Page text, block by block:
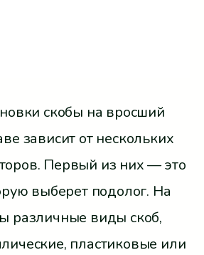
скобы на вросший
зависит от нескольких
Первый из них — это
выберет подолог. На
различные виды скоб,
пластиковые или